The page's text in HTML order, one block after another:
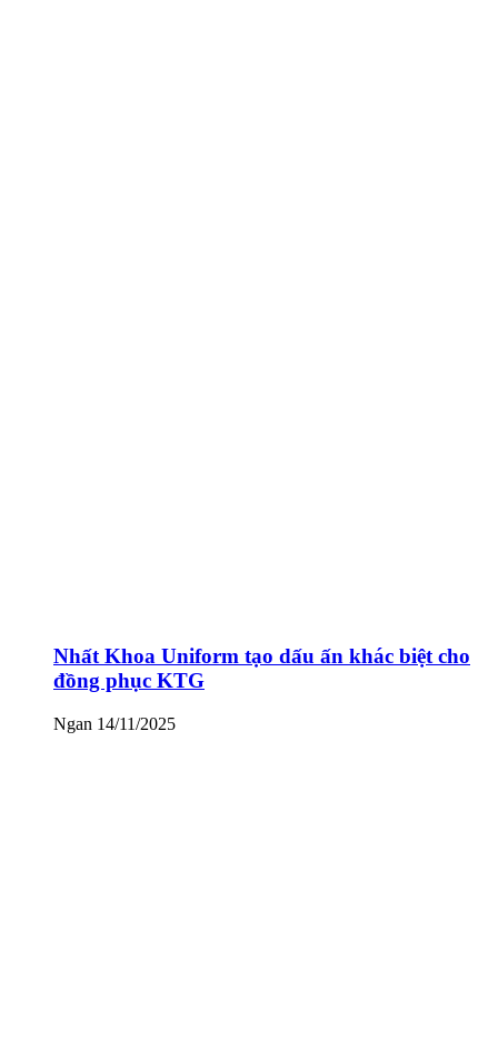
Nhất Khoa Uniform tạo dấu ấn khác biệt cho
đồng phục KTG
Ngan 14/11/2025